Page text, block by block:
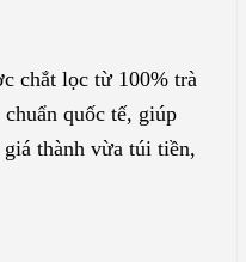
chắt lọc từ 100% trà
quốc tế, giúp
thành vừa túi tiền,